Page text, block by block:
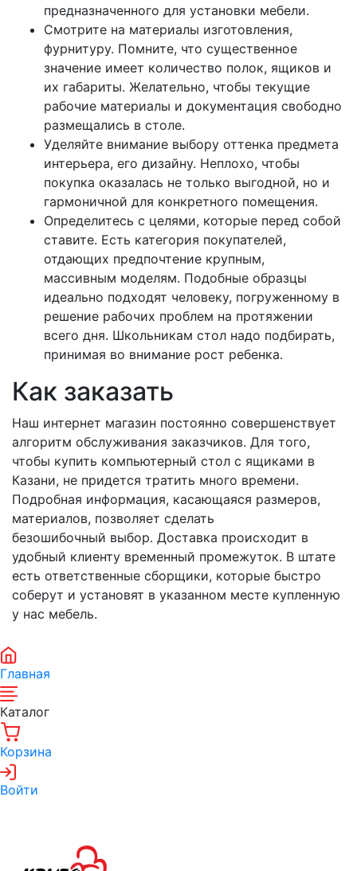
предназначенного для установки мебели.
Смотрите на материалы изготовления,
фурнитуру. Помните, что существенное
значение имеет количество полок, ящиков и
их габариты. Желательно, чтобы текущие
рабочие материалы и документация свободно
размещались в столе.
Уделяйте внимание выбору оттенка предмета
интерьера, его дизайну. Неплохо, чтобы
покупка оказалась не только выгодной, но и
гармоничной для конкретного помещения.
Определитесь с целями, которые перед собой
ставите. Есть категория покупателей,
отдающих предпочтение крупным,
массивным моделям. Подобные образцы
идеально подходят человеку, погруженному в
решение рабочих проблем на протяжении
всего дня. Школьникам стол надо подбирать,
принимая во внимание рост ребенка.
Как заказать
Наш интернет магазин постоянно совершенствует
алгоритм обслуживания заказчиков. Для того,
чтобы купить компьютерный стол с ящиками в
Казани, не придется тратить много времени.
Подробная информация, касающаяся размеров,
материалов, позволяет сделать
безошибочный выбор. Доставка происходит в
удобный клиенту временный промежуток. В штате
есть ответственные сборщики, которые быстро
соберут и установят в указанном месте купленную
у нас мебель.
Главная
Каталог
Корзина
Войти